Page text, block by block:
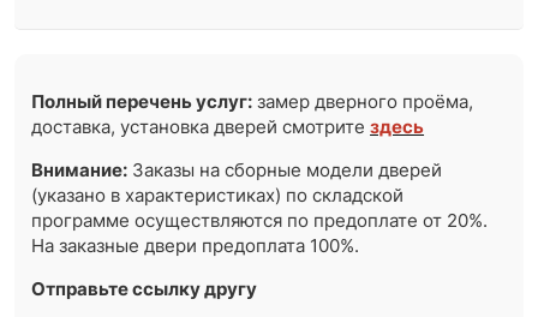
Полный перечень услуг: замер дверного проёма,
доставка, установка дверей смотритездесь
Внимание: Заказы на сборные модели дверей
(указано в характеристиках) по складской
программе осуществляются по предоплате от 20%.
На заказные двери предоплата 100%.
Отправьте ссылку другу